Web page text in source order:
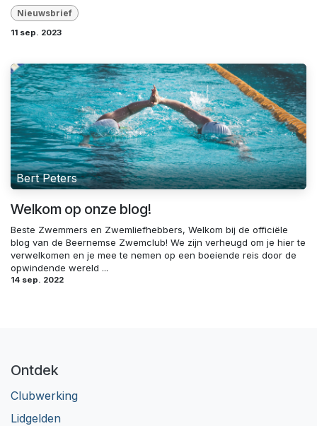
Nieuwsbrief
11 sep. 2023
Bert Peters
Welkom op onze blog!
Beste Zwemmers en Zwemliefhebbers, Welkom bij de officiële
blog van de Beernemse Zwemclub! We zijn verheugd om je hier te
verwelkomen en je mee te nemen op een boeiende reis door de
opwindende wereld ...
14 sep. 2022
Ontdek
Clubwerking
Lidgelden